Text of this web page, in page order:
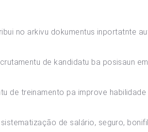
no arkivu dokumentus inportatnte
de kandidatu ba posisaun
de treinamento pa improve
de salário, seguro,